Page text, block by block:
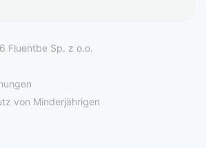
Fluentbe Sp. z o.o.
von Minderjährigen